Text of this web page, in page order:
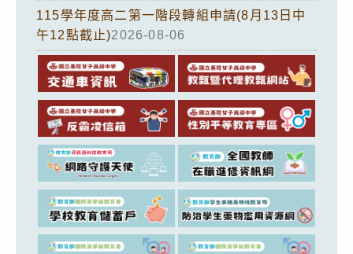
115學年度高二第一階段轉組申請(8月13日中
午12點截止)2026-08-06